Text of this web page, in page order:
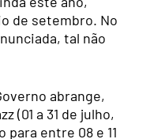
de setembro. No
tal não
abrange,
(01 a 31 de julho,
para entre 08 e 11